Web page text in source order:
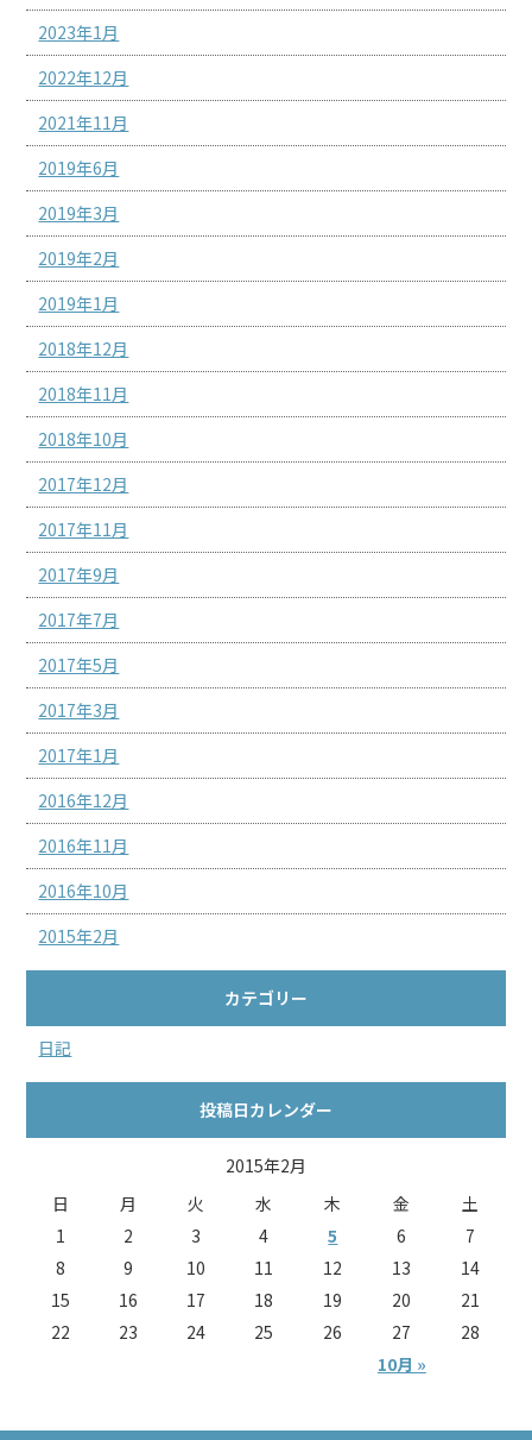
2023年1月
2022年12月
2021年11月
2019年6月
2019年3月
2019年2月
2019年1月
2018年12月
2018年11月
2018年10月
2017年12月
2017年11月
2017年9月
2017年7月
2017年5月
2017年3月
2017年1月
2016年12月
2016年11月
2016年10月
2015年2月
カテゴリー
日記
投稿日カレンダー
2015年2月
日
月 火 水 木 金 土
10月 »
1 2 3 4 5 6
7
8
9 10 11 12 13
14
15
16 17 18 19 20
21
22
23 24 25 26 27 28